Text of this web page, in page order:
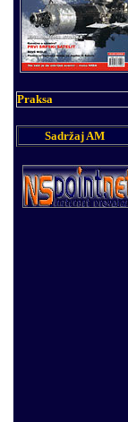
Praksa
Sadržaj AM